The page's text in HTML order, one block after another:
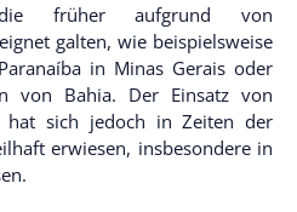
die früher aufgrund von
galten, wie beispielsweise
in Minas Gerais oder
von Bahia. Der Einsatz von
hat sich jedoch in Zeiten der
erwiesen, insbesondere in